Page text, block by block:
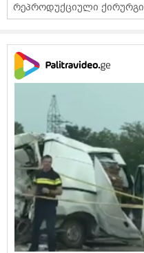
რეპროდუქციული